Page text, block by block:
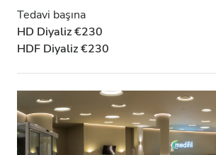
Ücretsiz WiFi
TV Ekranları
Ücretsiz Otopark
Fiyat
Tedavi başına
HD Diyaliz €230
HDF Diyaliz €230